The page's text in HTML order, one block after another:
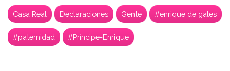
Casa Real Declaraciones Gente #enrique de gales
#paternidad #Príncipe-Enrique